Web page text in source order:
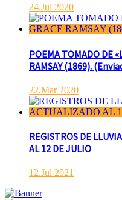
24.Jul 2020
POEMA TOMADO DE
RAMSAY (1869).
22.Mar 2020
REGISTROS DE
AL 12 DE JULIO
12.Jul 2021